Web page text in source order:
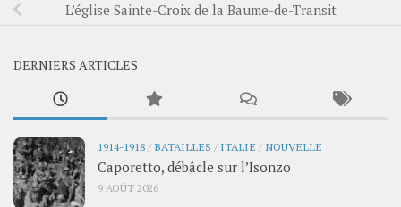
L’église Sainte-Croix de la Baume-de-Transit
DERNIERS ARTICLES
1914-1918 / BATAILLES / ITALIE / NOUVELLE
Caporetto, débâcle sur l’Isonzo
9 AOÛT 2026